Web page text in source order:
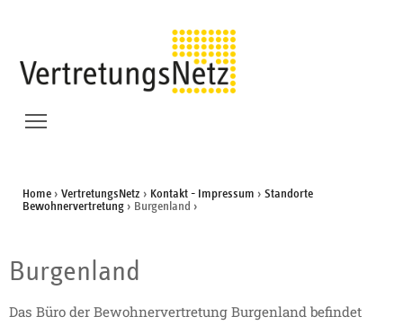
Home › VertretungsNetz › Kontakt - Impressum › Standorte
Bewohnervertretung › Burgenland ›
Burgenland
Das Büro der Bewohnervertretung Burgenland befindet